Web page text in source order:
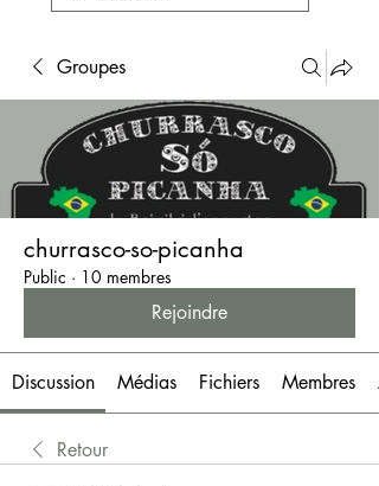
Groupes
churrasco-so-picanha
Public · 10 membres
Rejoindre
Discussion Médias Fichiers Membres
Retour